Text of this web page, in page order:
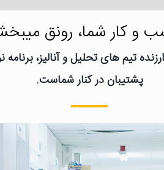
و کار شما، رونق
تیم های تحلیل و آنالیز،
پشتیبان در کنار شماست.